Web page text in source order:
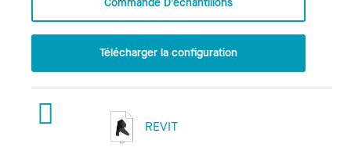
Télécharger la configuration
REVIT